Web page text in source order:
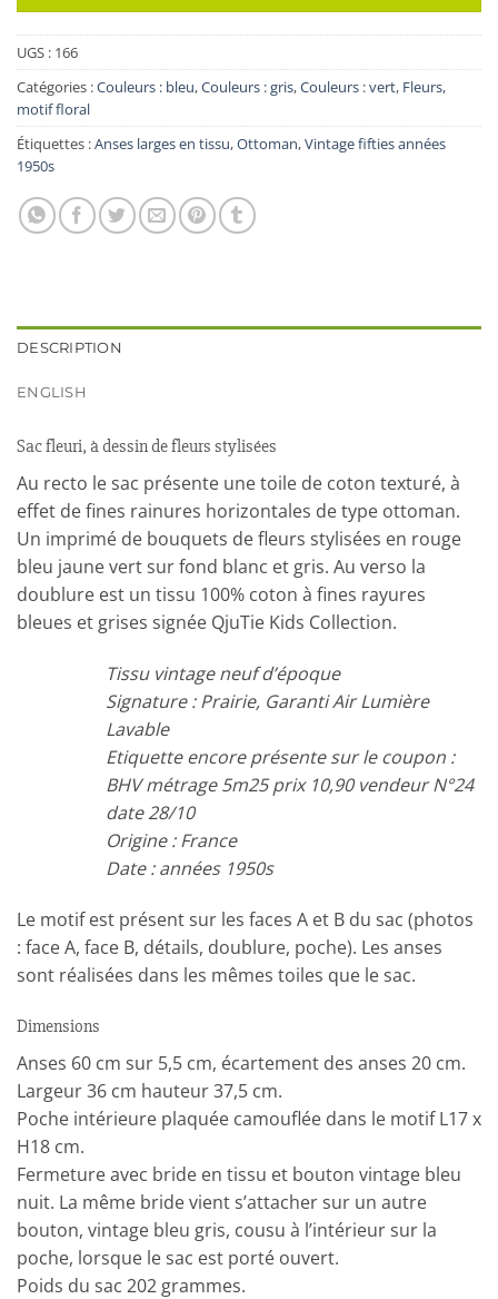
UGS : 166
Catégories :Couleurs : bleu,Couleurs : gris,Couleurs : vert, Fleurs,
motif floral
Étiquettes :Anses larges en tissu,Ottoman,Vintage fifties années
1950s
DESCRIPTION
ENGLISH
Sac fleuri, à dessin de fleurs stylisées
Au recto le sac présente une toile de coton texturé, à
effet de fines rainures horizontales de type ottoman.
Un imprimé de bouquets de fleurs stylisées en rouge
bleu jaune vert sur fond blanc et gris. Au verso la
doublure est un tissu 100% coton à fines rayures
bleues et grises signée QjuTie Kids Collection.
Tissu vintage neuf d’époque
Signature : Prairie, Garanti Air Lumière
Lavable
Etiquette encore présente sur le coupon :
BHV métrage 5m25 prix 10,90 vendeur N°24
date 28/10
Origine : France
Date : années 1950s
Le motif est présent sur les faces A et B du sac (photos
: face A, face B, détails, doublure, poche). Les anses
sont réalisées dans les mêmes toiles que le sac.
Dimensions
Anses 60 cm sur 5,5 cm, écartement des anses 20 cm.
Largeur 36 cm hauteur 37,5 cm.
Poche intérieure plaquée camouflée dans le motif L17 x
H18 cm.
Fermeture avec bride en tissu et bouton vintage bleu
nuit. La même bride vient s’attacher sur un autre
bouton, vintage bleu gris, cousu à l’intérieur sur la
poche, lorsque le sac est porté ouvert.
Poids du sac 202 grammes.